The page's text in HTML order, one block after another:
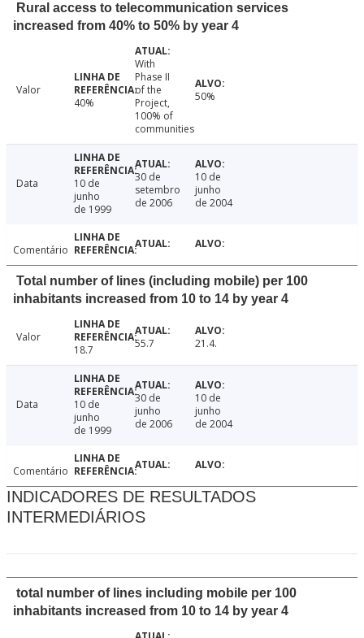
Rural access to telecommunication services
increased from 40% to 50% by year 4
Valor
40%
With
Phase II
of the
Project,
100% of
communities
50%
Data
10 de
junho
de 1999
30 de
setembro
de 2006
10 de
junho
de 2004
Comentário
Total number of lines (including mobile) per 100
inhabitants increased from 10 to 14 by year 4
Valor
18.7
55.7 21.4.
Data
10 de
junho
de 1999
30 de
junho
de 2006
10 de
junho
de 2004
Comentário
INDICADORES DE RESULTADOS
INTERMEDIÁRIOS
total number of lines including mobile per 100
inhabitants increased from 10 to 14 by year 4